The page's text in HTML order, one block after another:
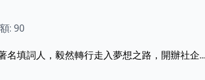
: 90
填詞人，毅然轉行走入夢想之路，開辦社企...